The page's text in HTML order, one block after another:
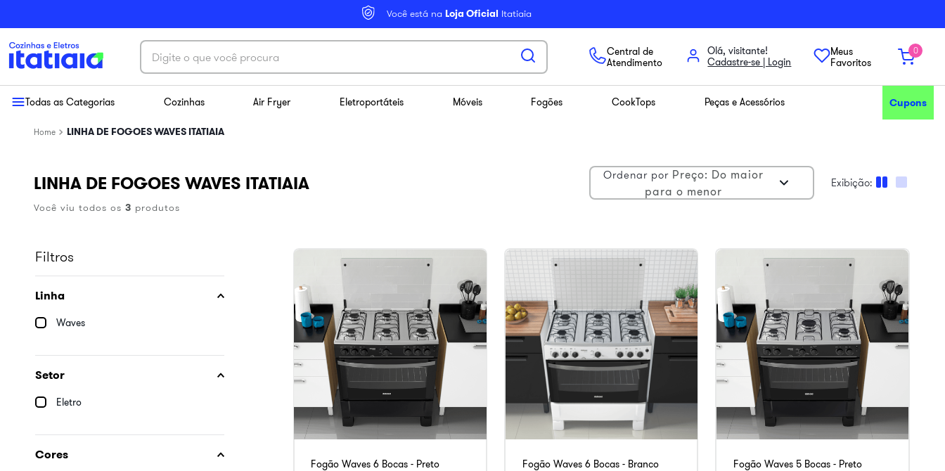
Você está na Loja Oficial Itatiaia
Digite o que você procura
Central de
Atendimento
Olá, visitante!
Meus
Favoritos
0
Todas as Categorias Cozinhas Air Fryer Eletroportáteis Móveis Fogões CookTops Peças e Acessórios Cupons
LINHA DE FOGOES WAVES ITATIAIA
LINHA DE FOGOES WAVES ITATIAIA
Você viu todos os 3 produtos
Ordenar por Preço: Do maior
para o menor
Filtros
Linha
Waves
Setor
Eletro
Cores
Fogão Waves 6 Bocas - Preto Fogão Waves 6 Bocas - Branco Fogão Waves 5 Bocas - Preto
Termos mais buscados
4º
cozinha completa
5º
balcão itatiaia